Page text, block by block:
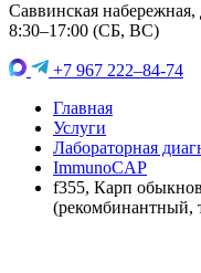
Саввинская
8:30–17:00 (СБ, ВС)
+7 967 222–84-74
Главная
Услуги
Лабораторная
ImmunoCAP
f355, Карп
(рекомбинантный,